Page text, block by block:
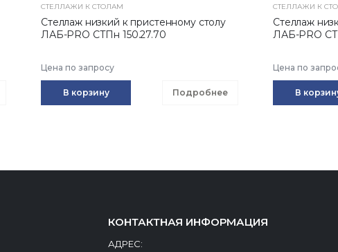
СТЕЛЛАЖИ К СТОЛАМ
Стеллаж низкий к пристенному столу
ЛАБ-PRO СТПн 150.27.70
Цена по запросу
В корзину Подробнее
СТЕЛЛАЖИ К
Стеллаж
ЛАБ-PRO
Цена по
В
КОНТАКТНАЯ ИНФОРМАЦИЯ
АДРЕС: